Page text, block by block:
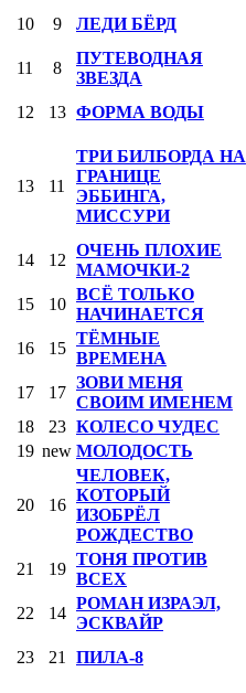
10 9 ЛЕДИ БЁРД
11 8
ПУТЕВОДНАЯ
ЗВЕЗДА
12 13 ФОРМА ВОДЫ
13 11
ТРИ БИЛБОРДА НА
ГРАНИЦЕ
ЭББИНГА,
МИССУРИ
14 12
ОЧЕНЬ ПЛОХИЕ
МАМОЧКИ-2
15 10
ВСЁ ТОЛЬКО
НАЧИНАЕТСЯ
16 15
ТЁМНЫЕ
ВРЕМЕНА
17 17
ЗОВИ МЕНЯ
СВОИМ ИМЕНЕМ
18
23 КОЛЕСО ЧУДЕС
19 new МОЛОДОСТЬ
20 16
ЧЕЛОВЕК,
КОТОРЫЙ
ИЗОБРЁЛ
РОЖДЕСТВО
21 19
ТОНЯ ПРОТИВ
ВСЕХ
22 14
РОМАН ИЗРАЭЛ,
ЭСКВАЙР
23 21 ПИЛА-8